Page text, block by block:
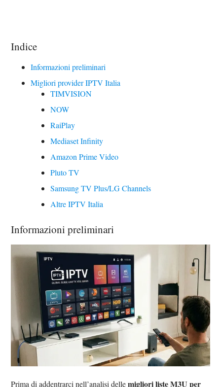
Indice
Informazioni preliminari
Migliori provider IPTV Italia
TIMVISION
NOW
RaiPlay
Mediaset Infinity
Amazon Prime Video
Pluto TV
Samsung TV Plus/LG Channels
Altre IPTV Italia
Informazioni preliminari
Prima di addentrarci nell’analisi dellemigliori liste M3U per